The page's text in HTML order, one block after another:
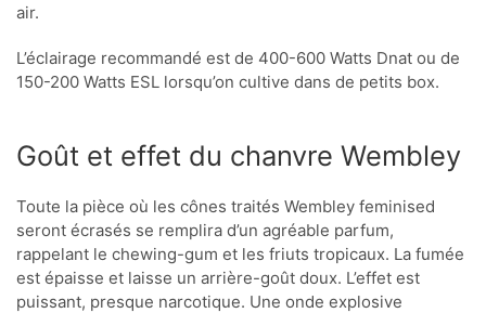
air.
L’éclairage recommandé est de 400-600 Watts Dnat ou de
150-200 Watts ESL lorsqu’on cultive dans de petits box.
Goût et effet du chanvre Wembley
Toute la pièce où les cônes traités Wembley feminised
seront écrasés se remplira d’un agréable parfum,
rappelant le chewing-gum et les friuts tropicaux. La fumée
est épaisse et laisse un arrière-goût doux. L’effet est
puissant, presque narcotique. Une onde explosive